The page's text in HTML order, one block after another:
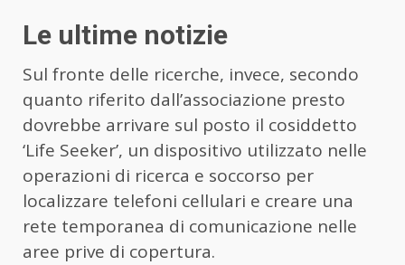
Le ultime notizie
Sul fronte delle ricerche, invece, secondo
quanto riferito dall’associazione presto
dovrebbe arrivare sul posto il cosiddetto
‘Life Seeker’, un dispositivo utilizzato nelle
operazioni di ricerca e soccorso per
localizzare telefoni cellulari e creare una
rete temporanea di comunicazione nelle
aree prive di copertura.